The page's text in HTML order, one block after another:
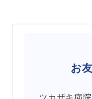
お